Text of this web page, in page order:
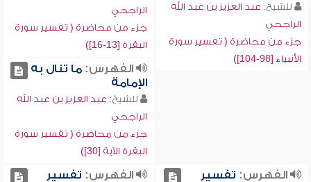
للشيخ: عبد العزيز بن عبد الله
الراجحي
جزء من محاضرة ( تفسير سورة
الأنبياء [98-104])
الراجحي
جزء من محاضرة ( تفسير سورة
البقرة [13-16])
الفهرس:ما تنال به
الإمامة
للشيخ: عبد العزيز بن عبد الله
الراجحي
جزء من محاضرة ( تفسير سورة
البقرة الآية [30])
الفهرس: تفسير
الفهرس: تفسير